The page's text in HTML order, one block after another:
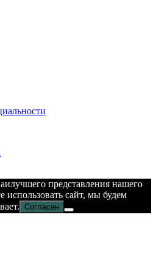
представления нашего
сайт, мы будем
Согласен